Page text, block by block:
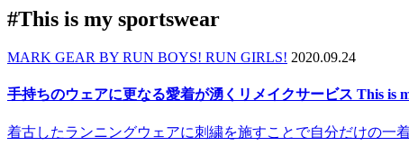
#This is my sportswear
MARK GEAR BY RUN BOYS! RUN GIRLS! 2020.09.24
手持ちのウェアに更なる愛着が湧くリメイクサービス This is
着古したランニングウェアに刺繍を施すことで自分だけの一